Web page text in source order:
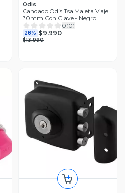
Odis
Candado Odis Tsa Maleta Viaje
30mm Con Clave - Negro
0(0)
28% $9.990
$13.990